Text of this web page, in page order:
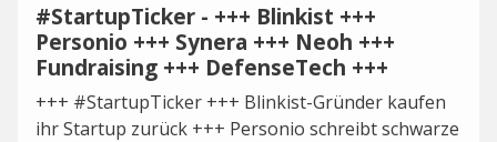
#StartupTicker - +++ Blinkist +++
Personio +++ Synera +++ Neoh +++
Fundraising +++ DefenseTech +++
+++ #StartupTicker +++ Blinkist-Gründer kaufen
ihr Startup zurück +++ Personio schreibt schwarze